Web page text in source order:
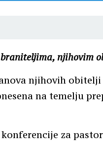
njihovim
njihovih
na temelju
za